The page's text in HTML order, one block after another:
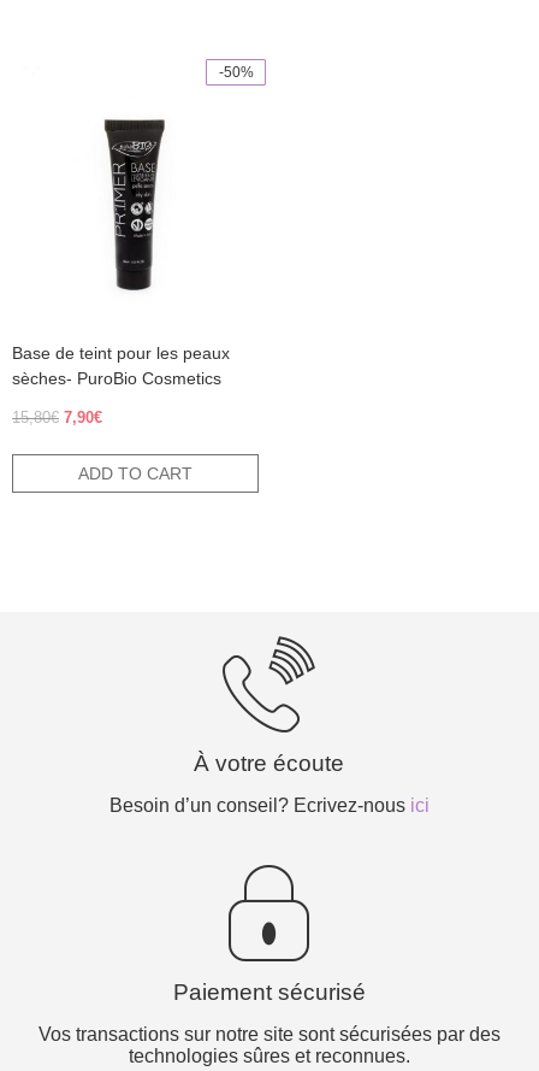
-50%
Base de teint pour les peaux
sèches- PuroBio Cosmetics
15,80€ Original
15,80€.
7,90€Current
7,90€.
ADD TO CART
À votre écoute
Besoin d’un conseil? Ecrivez-nous ici
Paiement sécurisé
Vos transactions sur notre site sont sécurisées par des
technologies sûres et reconnues.